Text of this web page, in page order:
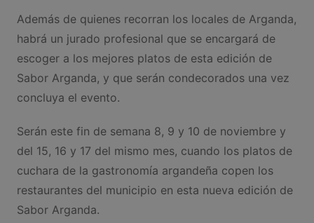
Además de quienes recorran los locales de Arganda,
habrá un jurado profesional que se encargará de
escoger a los mejores platos de esta edición de
Sabor Arganda, y que serán condecorados una vez
concluya el evento.
Serán este fin de semana 8, 9 y 10 de noviembre y
del 15, 16 y 17 del mismo mes, cuando los platos de
cuchara de la gastronomía argandeña copen los
restaurantes del municipio en esta nueva edición de
Sabor Arganda.